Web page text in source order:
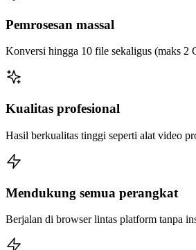
Pemrosesan massal
Konversi hingga 10 file sekaligus (maks 2
Kualitas profesional
Hasil berkualitas tinggi seperti alat video
Mendukung semua perangkat
Berjalan di browser lintas platform tanpa